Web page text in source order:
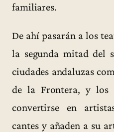
familiares.
De ahí pasarán a los
la segunda mitad del
ciudades andaluzas
de la Frontera, y los
convertirse en
cantes y añaden a su